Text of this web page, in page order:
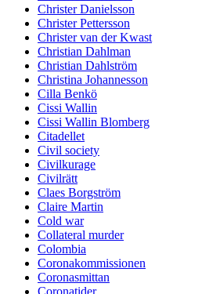
Christer Danielsson
Christer Pettersson
Christer van der Kwast
Christian Dahlman
Christian Dahlström
Christina Johannesson
Cilla Benkö
Cissi Wallin
Cissi Wallin Blomberg
Citadellet
Civil society
Civilkurage
Civilrätt
Claes Borgström
Claire Martin
Cold war
Collateral murder
Colombia
Coronakommissionen
Coronasmittan
Coronatider